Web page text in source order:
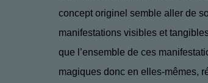
concept originel semble aller de
manifestations visibles et
que l’ensemble de ces
magiques donc en elles-mêmes,